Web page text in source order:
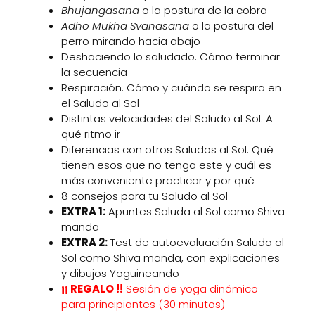
Bhujangasana o la postura de la cobra
Adho Mukha Svanasana o la postura del
perro mirando hacia abajo
Deshaciendo lo saludado. Cómo terminar
la secuencia
Respiración. Cómo y cuándo se respira en
el Saludo al Sol
Distintas velocidades del Saludo al Sol. A
qué ritmo ir
Diferencias con otros Saludos al Sol. Qué
tienen esos que no tenga este y cuál es
más conveniente practicar y por qué
8 consejos para tu Saludo al Sol
EXTRA 1:Apuntes Saluda al Sol como Shiva
manda
EXTRA 2:Test de autoevaluación Saluda al
Sol como Shiva manda, con explicaciones
y dibujos Yoguineando
¡¡ REGALO !! Sesión de yoga dinámico
para principiantes (30 minutos)